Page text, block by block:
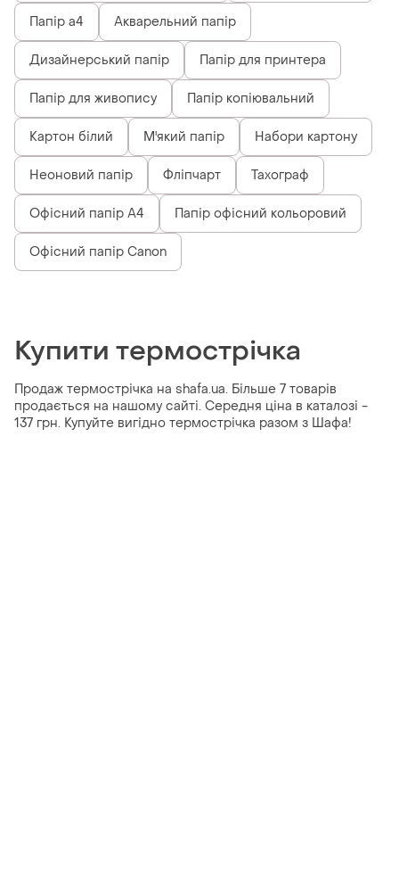
Папір а4 Акварельний папір
Дизайнерський папір Папір для принтера
Папір для живопису Папір копіювальний
Картон білий М'який папір Набори картону
Неоновий папір Фліпчарт Тахограф
Офісний папір А4 Папір офісний кольоровий
Офісний папір Canon
Купити термострічка
Продаж термострічка на shafa.ua. Більше 7 товарів
продається на нашому сайті. Середня ціна в каталозі -
137 грн. Купуйте вигідно термострічка разом з Шафа!